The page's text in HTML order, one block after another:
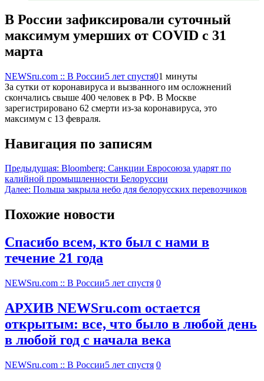
В России зафиксировали суточный
максимум умерших от COVID с 31
марта
NEWSru.com :: В России5 лет спустя01 минуты
За сутки от коронавируса и вызванного им осложнений
скончались свыше 400 человек в РФ. В Москве
зарегистрировано 62 смерти из-за коронавируса, это
максимум с 13 февраля.
Навигация по записям
Предыдущая: Bloomberg: Санкции Евросоюза ударят по
калийной промышленности Белоруссии
Далее: Польша закрыла небо для белорусских перевозчиков
Похожие новости
Спасибо всем, кто был с нами в
течение 21 года
NEWSru.com :: В России5 лет спустя 0
АРХИВ NEWSru.com остается
открытым: все, что было в любой день
в любой год с начала века
NEWSru.com :: В России5 лет спустя 0